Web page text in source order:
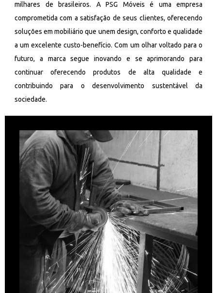
milhares de brasileiros. A PSG Móveis é uma empresa
comprometida com a satisfação de seus clientes, oferecendo
soluções em mobiliário que unem design, conforto e qualidade
a um excelente custo-benefício. Com um olhar voltado para o
futuro, a marca segue inovando e se aprimorando para
continuar oferecendo produtos de alta qualidade e
contribuindo para o desenvolvimento sustentável da
sociedade.